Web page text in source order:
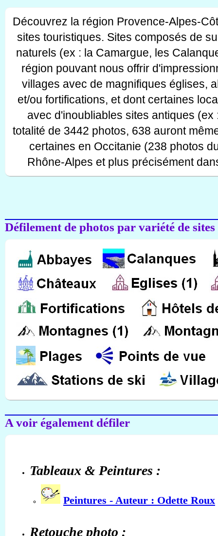
Découvrez la région Provence-Alpes-
sites touristiques. Sites composés de
naturels (ex : la Camargue, les
région pouvant nous offrir
villages avec de magnifiques églises,
et/ou fortifications, et dont certaines
avec d'inoubliables sites antiques
totalité de 3442 photos, 638 auront
certaines en Occitanie (238 photos
Rhône-Alpes et plus précisément
Défilement de photos par variété de
A voir également défiler
Tableaux & Peintures :
Peintures - Auteur : Odette Roux
Retouche photo :